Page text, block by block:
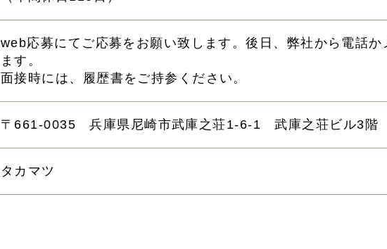
web応募にてご応募をお願い致します。後日、弊社から電話か
ます。
面接時には、履歴書をご持参ください。
〒661-0035 兵庫県尼崎市武庫之荘1-6-1 武庫之荘ビル3階
タカマツ